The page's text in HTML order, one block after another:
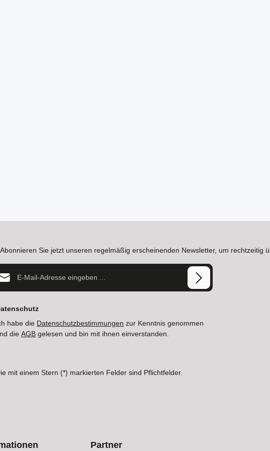
Abonnieren Sie jetzt unseren regelmäßig erscheinenden Newsletter, um rechtzeitig
Mail-Adresse*
habe die Datenschutzbestimmungen zur Kenntnis genommen
die AGB gelesen und bin mit ihnen einverstanden.
mit einem Stern (*) markierten Felder sind Pflichtfelder.
Partner